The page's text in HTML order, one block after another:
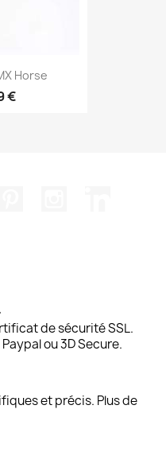
Horse
€
de sécurité SSL.
ou 3D Secure.
et précis. Plus de